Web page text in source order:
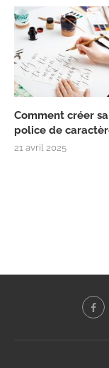
Comment créer
police de
21 avril 2025